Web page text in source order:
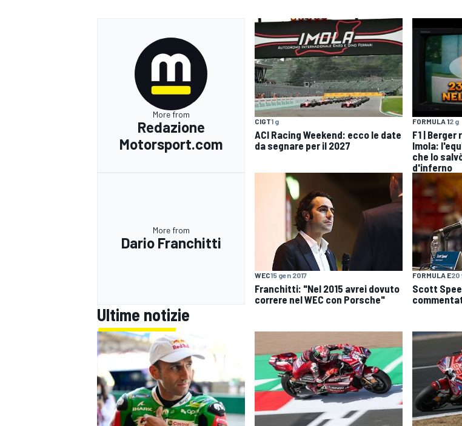
More from
Redazione
Motorsport.com
CIGT1 g
ACI Racing Weekend: ecco le date
da segnare per il 2027
FORMULA 12 g
F1 |
Imola:
che lo
d'inferno
More from
Dario Franchitti
WEC15 gen 2017
Franchitti: "Nel 2015 avrei dovuto
correre nel WEC con Porsche"
FORMULA E20
Scott
Ultime notizie